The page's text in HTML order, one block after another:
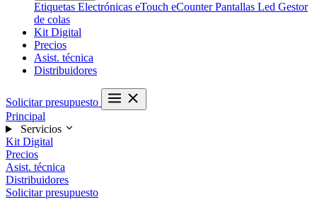
Etiquetas Electrónicas eTouch eCounterPantallas Led Gestor
de colas
Kit Digital
Precios
Asist. técnica
Distribuidores
Solicitar presupuesto
Principal
Servicios
Kit Digital
Precios
Asist. técnica
Distribuidores
Solicitar presupuesto